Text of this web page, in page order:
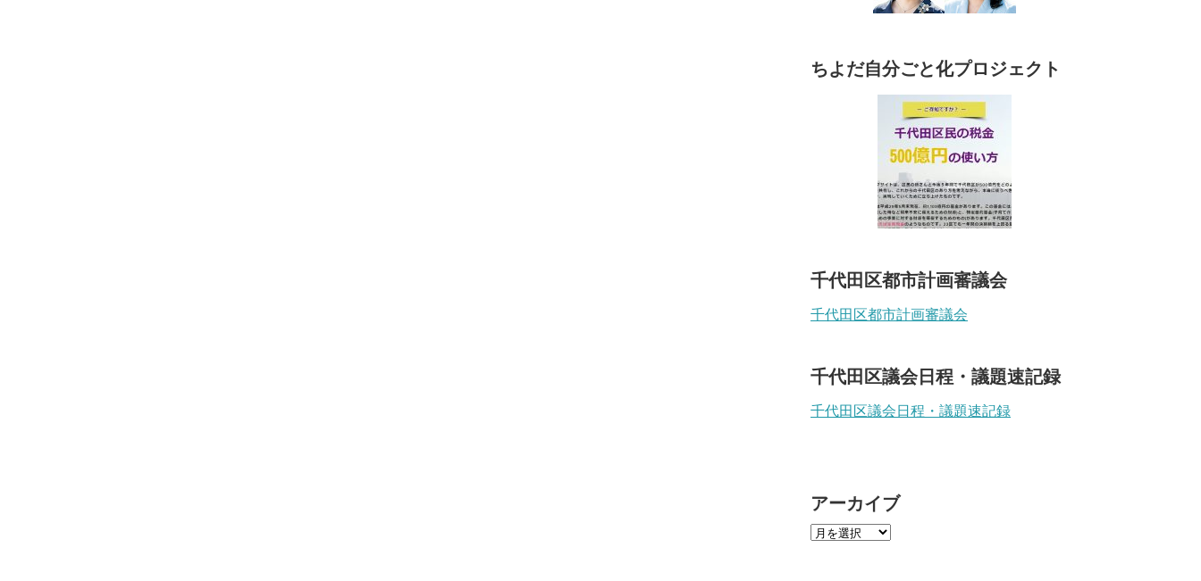
ちよだ自分ごと化プロジェクト
千代田区都市計画審議会
千代田区都市計画審議会
千代田区議会日程・議題速記録
千代田区議会日程・議題速記録
アーカイブ